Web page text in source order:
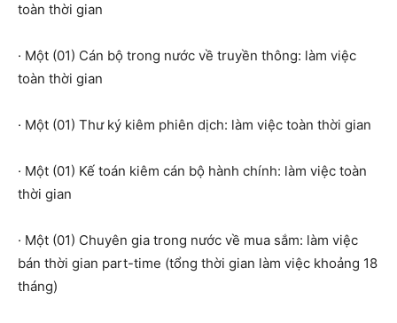
toàn thời gian
· Một (01) Cán bộ trong nước về truyền thông: làm việc
toàn thời gian
· Một (01) Thư ký kiêm phiên dịch: làm việc toàn thời gian
· Một (01) Kế toán kiêm cán bộ hành chính: làm việc toàn
thời gian
· Một (01) Chuyên gia trong nước về mua sắm: làm việc
bán thời gian part-time (tổng thời gian làm việc khoảng 18
tháng)